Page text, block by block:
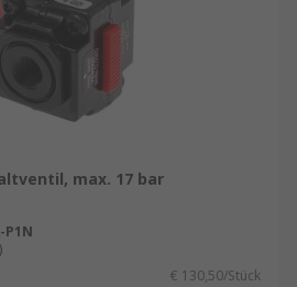
max. 17 bar
P1N
€ 130,50/Stück